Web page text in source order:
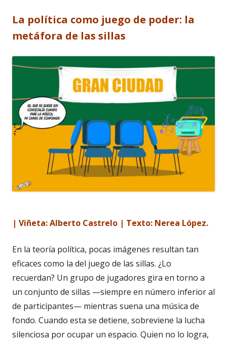
La política como juego de poder: la
metáfora de las sillas
| Viñeta: Alberto Castrelo | Texto: Nerea López.
En la teoría política, pocas imágenes resultan tan
eficaces como la del juego de las sillas. ¿Lo
recuerdan? Un grupo de jugadores gira en torno a
un conjunto de sillas —siempre en número inferior al
de participantes— mientras suena una música de
fondo. Cuando esta se detiene, sobreviene la lucha
silenciosa por ocupar un espacio. Quien no lo logra,